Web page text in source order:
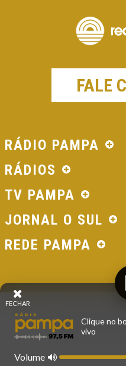
FALE
RÁDIO PAMPA
RÁDIOS
TV PAMPA
JORNAL O SUL
REDE PAMPA
© 2026 - Direitos
Pampa de
FECHAR
Clique no
vivo
Volume